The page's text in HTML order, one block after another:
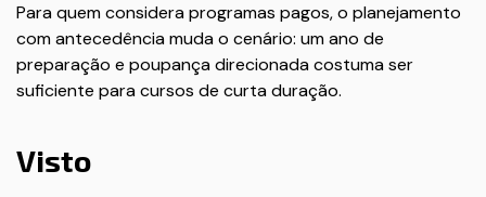
Para quem considera programas pagos, o planejamento
com antecedência muda o cenário: um ano de
preparação e poupança direcionada costuma ser
suficiente para cursos de curta duração.
Visto